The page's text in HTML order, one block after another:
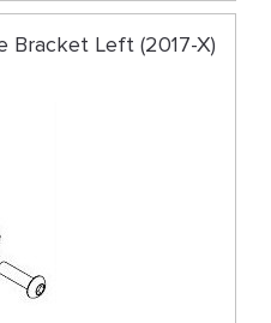
Bracket Left (2017-X)